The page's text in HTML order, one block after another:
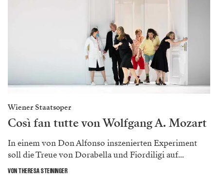
Wiener Staatsoper
Così fan tutte von Wolfgang A. Mozart
In einem von Don Alfonso inszenierten Experiment
soll die Treue von Dorabella und Fiordiligi auf...
VON THERESA STEININGER